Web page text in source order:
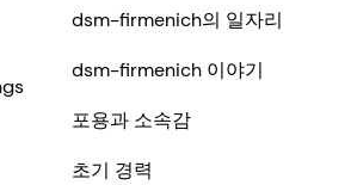
dsm-firmenich의 일자리
dsm-firmenich 이야기
포용과 소속감
초기 경력